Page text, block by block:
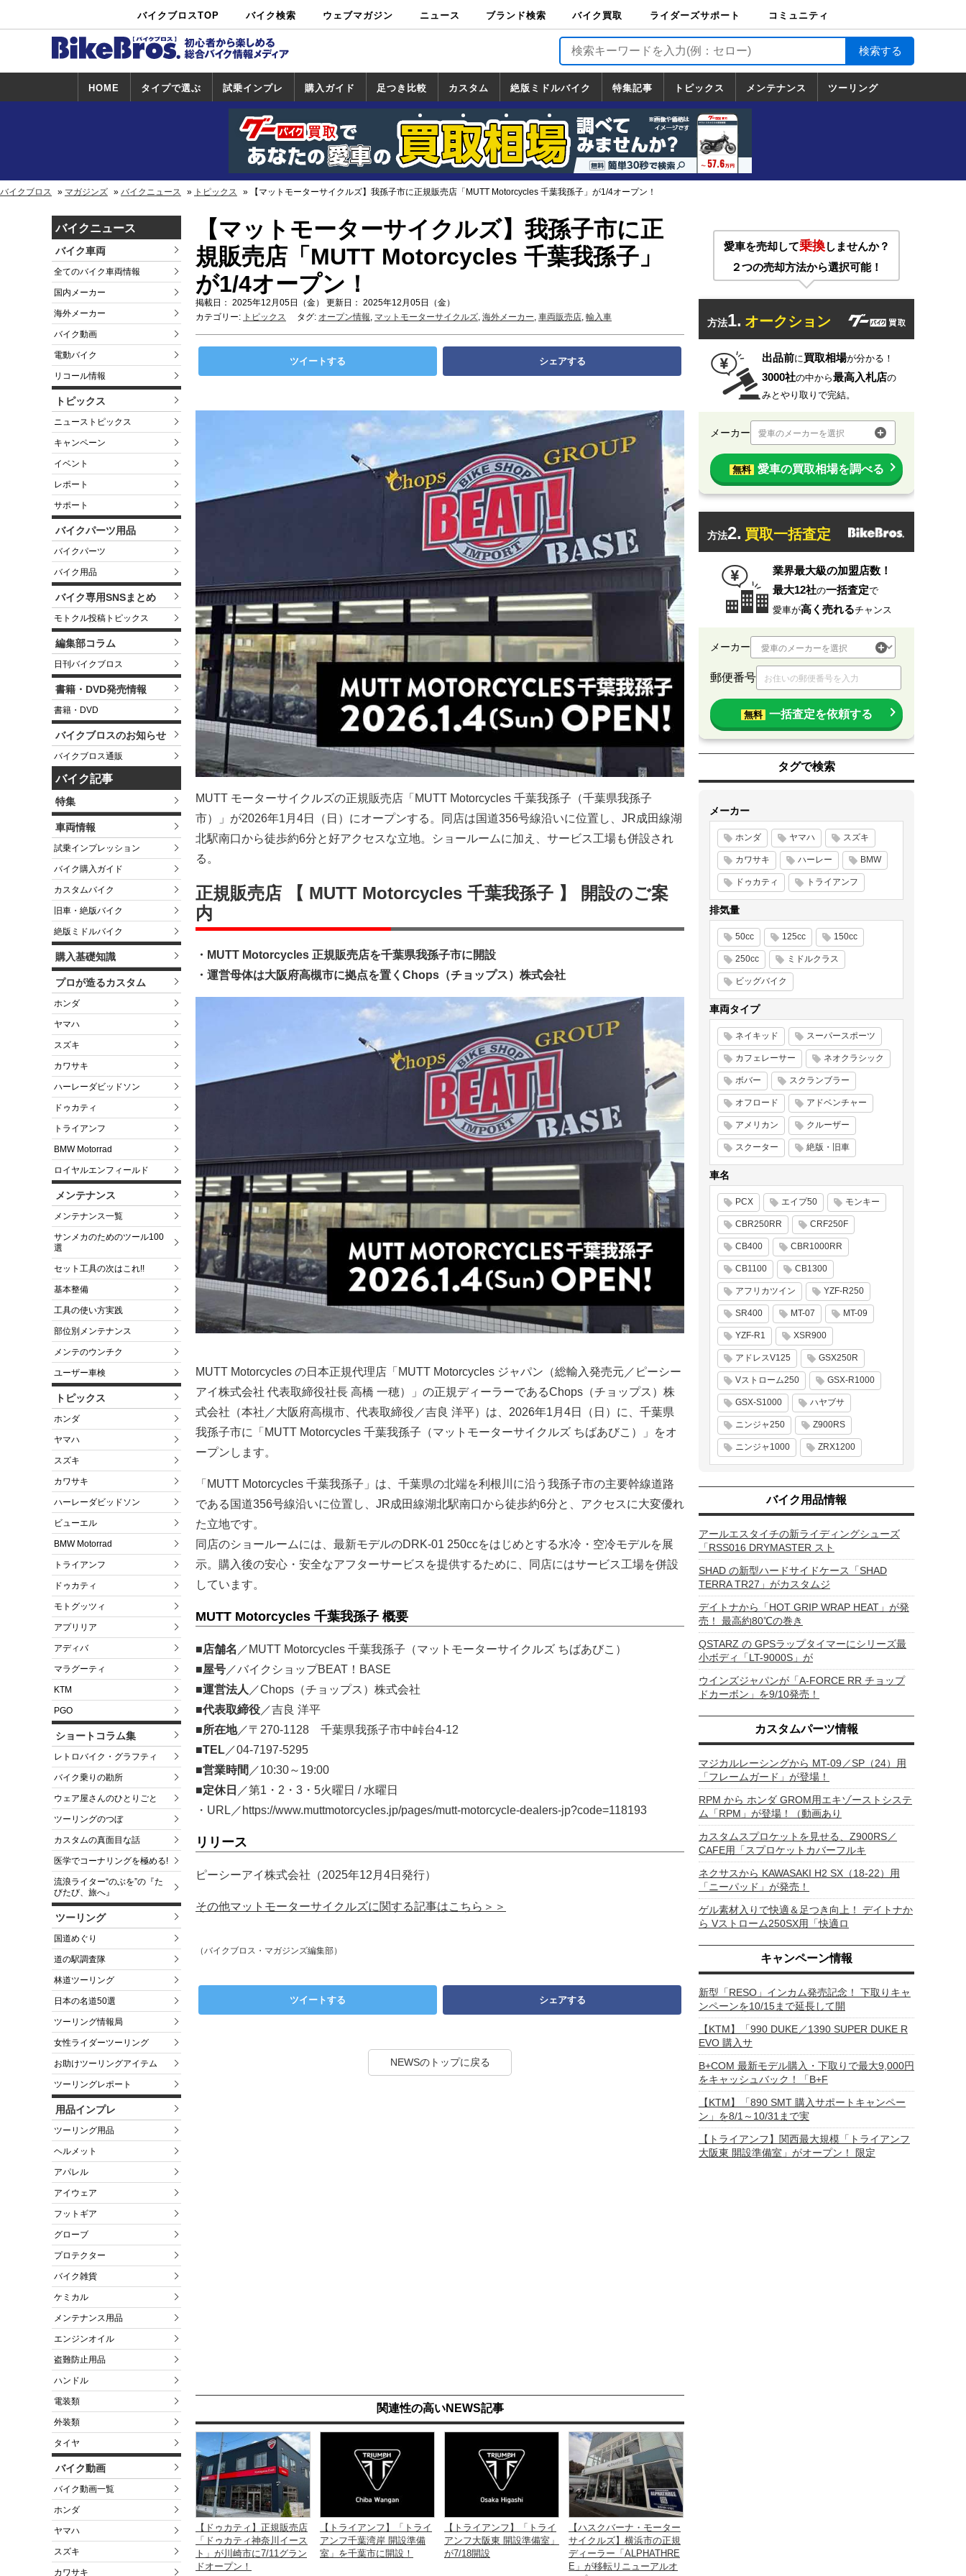
バイクブロスTOP バイク検索
中古バイ
ク・新車検
カタログ検
索
ショップ検
索
ウェブマガジン ニュース ブランド検索 バイク買取
バイク買取
ライダーズサポート
ライダーズサポート
TOP
バイク輸送
バイクガレージライ
フ
バイク車両保険
ロードサービス
バイク試乗
コミュニティ
HOME タイプで選ぶ 試乗インプレ
試乗インプレ
一覧
ホンダ
ヤマハ
スズキ
カワサキ
ハーレー
BMW
トライアンフ
ドゥカティ
購入ガイド
一覧
足つき比較 カスタム
カスタム
一覧
ホンダ
ヤマハ
スズキ
カワサキ
絶版ミドルバイク
絶版ミドルバイク
一覧
ホンダ
ヤマハ
スズキ
カワサキ
特集記事 トピックス
トピックス
一覧
ホンダ
ヤマハ
スズキ
カワサキ
ハーレーダ
ビッドソン
BMW
ドゥカティ
トライアン
フ
メンテナンス ツーリング
道の駅調査隊
ツーリング情報局
日本の道50選
国道めぐり
林道ツーリング
バイクブロス マガジンズ バイクニュース トピックス 【マットモーターサイクルズ】我孫子市に正規販売店「MUTT Motorcycles 千葉我孫子」が1/4オープン！
バイクニュース
バイク車両
全てのバイク車両情報
国内メーカー
海外メーカー
バイク動画
電動バイク
リコール情報
トピックス
ニューストピックス
キャンペーン
イベント
レポート
サポート
バイクパーツ用品
バイクパーツ
バイク用品
バイク専用SNSまとめ
モトクル投稿トピックス
編集部コラム
日刊バイクブロス
書籍・DVD発売情報
書籍・DVD
バイクブロスのお知らせ
バイクブロス通販
バイク記事
特集
車両情報
試乗インプレッション
バイク購入ガイド
カスタムバイク
旧車・絶版バイク
絶版ミドルバイク
購入基礎知識
プロが造るカスタム
ホンダ
ヤマハ
スズキ
カワサキ
ハーレーダビッドソン
ドゥカティ
トライアンフ
BMW Motorrad
ロイヤルエンフィールド
メンテナンス
メンテナンス一覧
サンメカのためのツール100
選
セット工具の次はこれ!!
基本整備
工具の使い方実践
部位別メンテナンス
メンテのウンチク
ユーザー車検
トピックス
ホンダ
ヤマハ
スズキ
カワサキ
ハーレーダビッドソン
ビューエル
BMW Motorrad
トライアンフ
ドゥカティ
モトグッツィ
アプリリア
アディバ
マラグーティ
KTM
PGO
ショートコラム集
レトロバイク・グラフティ
バイク乗りの勘所
ウェア屋さんのひとりごと
ツーリングのつぼ
カスタムの真面目な話
医学でコーナリングを極める!
流浪ライター“のぶを”の『た
びたび、旅へ』
ツーリング
国道めぐり
道の駅調査隊
林道ツーリング
日本の名道50選
ツーリング情報局
女性ライダーツーリング
お助けツーリングアイテム
ツーリングレポート
用品インプレ
ツーリング用品
ヘルメット
アパレル
アイウェア
フットギア
グローブ
プロテクター
バイク雑貨
ケミカル
メンテナンス用品
エンジンオイル
盗難防止用品
ハンドル
電装類
外装類
タイヤ
バイク動画
バイク動画一覧
ホンダ
ヤマハ
スズキ
カワサキ
【マットモーターサイクルズ】我孫子市に正
規販売店「MUTT Motorcycles 千葉我孫子」
が1/4オープン！
掲載日： 2025年12月05日（金） 更新日： 2025年12月05日（金）
カテゴリー: トピックス タグ: オープン情報, マットモーターサイクルズ, 海外メーカー, 車両販売店, 輸入車
ツイートする シェアする
MUTT モーターサイクルズの正規販売店「MUTT Motorcycles 千葉我孫子（千葉県我孫子
市）」が2026年1月4日（日）にオープンする。同店は国道356号線沿いに位置し、JR成田線湖
北駅南口から徒歩約6分と好アクセスな立地。ショールームに加え、サービス工場も併設され
る。
正規販売店 【 MUTT Motorcycles 千葉我孫子 】 開設のご案
内
・MUTT Motorcycles 正規販売店を千葉県我孫子市に開設
・運営母体は大阪府高槻市に拠点を置くChops（チョップス）株式会社
MUTT Motorcycles の日本正規代理店「MUTT Motorcycles ジャパン（総輸入発売元／ピーシー
アイ株式会社 代表取締役社長 高橋 一穂）」の正規ディーラーであるChops（チョップス）株
式会社（本社／大阪府高槻市、代表取締役／吉良 洋平）は、2026年1月4日（日）に、千葉県
我孫子市に「MUTT Motorcycles 千葉我孫子（マットモーターサイクルズ ちばあびこ）」をオ
ープンします。
「MUTT Motorcycles 千葉我孫子」は、千葉県の北端を利根川に沿う我孫子市の主要幹線道路
である国道356号線沿いに位置し、JR成田線湖北駅南口から徒歩約6分と、アクセスに大変優れ
た立地です。
同店のショールームには、最新モデルのDRK-01 250ccをはじめとする水冷・空冷モデルを展
示。購入後の安心・安全なアフターサービスを提供するために、同店にはサービス工場を併設
しています。
MUTT Motorcycles 千葉我孫子 概要
■店舗名 ／MUTT Motorcycles 千葉我孫子（マットモーターサイクルズ ちばあびこ）
■屋号 ／バイクショップBEAT！BASE
■運営法人 ／Chops（チョップス）株式会社
■代表取締役 ／吉良 洋平
■所在地／〒270-1128 千葉県我孫子市中峠台4-12
■TEL ／04-7197-5295
■営業時間 ／10:30～19:00
■定休日 ／第1・2・3・5火曜日 / 水曜日
・URL／https://www.muttmotorcycles.jp/pages/mutt-motorcycle-dealers-jp?code=118193
リリース
ピーシーアイ株式会社（2025年12月4日発行）
その他マットモーターサイクルズに関する記事はこちら＞＞
（バイクブロス・マガジンズ編集部）
ツイートする シェアする
NEWSのトップに戻る
関連性の高いNEWS記事
【ドゥカティ】正規販売店
「ドゥカティ神奈川イース
ト」が川崎市に7/11グラン
ドオープン！
【トライアンフ】「トライ
アンフ千葉湾岸 開設準備
室」を千葉市に開設！
【トライアンフ】「トライ
アンフ大阪東 開設準備室」
が7/18開設
【ハスクバーナ・モーター
サイクルズ】横浜市の正規
ディーラー「ALPHATHRE
E」が移転リニューアルオ
愛車を売却して乗換しませんか？
２つの売却方法から選択可能！
方法1. オークション
出品前に買取相場が分かる！
3000社の中から最高入札店の
みとやり取りで完結。
メーカー 愛車のメーカーを選択
無料 愛車の買取相場を調べる
方法2. 買取一括査定
業界最大級の加盟店数！
最大12社の一括査定で
愛車が高く売れるチャンス
メーカー
郵便番号
無料 一括査定を依頼する
タグで検索
メーカー
ホンダ ヤマハ スズキ
カワサキ ハーレー BMW
ドゥカティ トライアンフ
排気量
50cc 125cc 150cc
250cc ミドルクラス
ビッグバイク
車両タイプ
ネイキッド スーパースポーツ
カフェレーサー ネオクラシック
ボバー スクランブラー
オフロード アドベンチャー
アメリカン クルーザー
スクーター 絶版・旧車
車名
PCX エイプ50 モンキー
CBR250RR CRF250F
CB400 CBR1000RR
CB1100 CB1300
アフリカツイン YZF-R250
SR400 MT-07 MT-09
YZF-R1 XSR900
アドレスV125 GSX250R
Vストローム250 GSX-R1000
GSX-S1000 ハヤブサ
ニンジャ250 Z900RS
ニンジャ1000 ZRX1200
バイク用品情報
アールエスタイチの新ライディングシューズ
「RSS016 DRYMASTER スト
SHAD の新型ハードサイドケース「SHAD
TERRA TR27」がカスタムジ
デイトナから「HOT GRIP WRAP HEAT」が発
売！ 最高約80℃の巻き
QSTARZ の GPSラップタイマーにシリーズ最
小ボディ「LT-9000S」が
ウインズジャパンが「A-FORCE RR チョップ
ドカーボン」を9/10発売！
カスタムパーツ情報
マジカルレーシングから MT-09／SP（24）用
「フレームガード」が登場！
RPM から ホンダ GROM用エキゾーストシステ
ム「RPM」が登場！（動画あり
カスタムスプロケットを見せる、Z900RS／
CAFE用「スプロケットカバーフルキ
ネクサスから KAWASAKI H2 SX（18-22）用
「ニーパッド」が発売！
ゲル素材入りで快適＆足つき向上！ デイトナか
ら Vストローム250SX用「快適ロ
キャンペーン情報
新型「RESO」インカム発売記念！ 下取りキャ
ンペーンを10/15まで延長して開
【KTM】「990 DUKE／1390 SUPER DUKE R
EVO 購入サ
B+COM 最新モデル購入・下取りで最大9,000円
をキャッシュバック！「B+F
【KTM】「890 SMT 購入サポートキャンペー
ン」を8/1～10/31まで実
【トライアンフ】関西最大規模「トライアンフ
大阪東 開設準備室」がオープン！ 限定